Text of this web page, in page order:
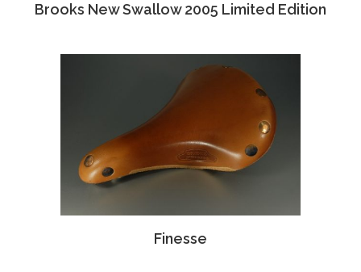
Brooks New Swallow 2005 Limited Edition
Finesse